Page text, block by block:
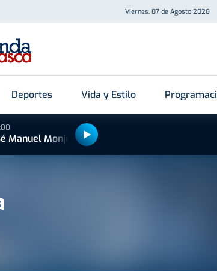
Viernes, 07 de Agosto 2026
Deportes Vida y Estilo
Manuel Monje